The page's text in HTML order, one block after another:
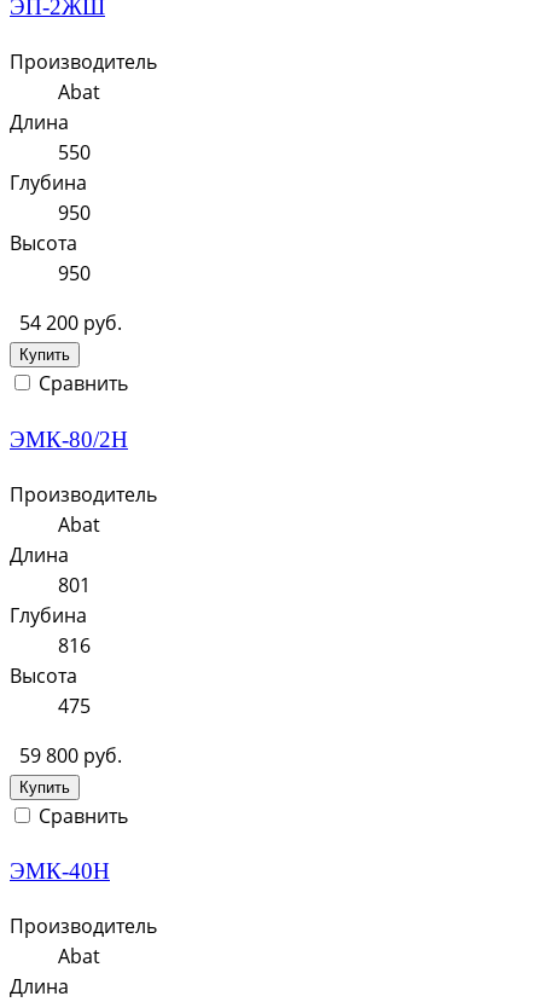
ЭП-2ЖШ
Производитель
Abat
Длина
550
Глубина
950
Высота
950
54 200 руб.
Купить
Сравнить
ЭМК-80/2Н
Производитель
Abat
Длина
801
Глубина
816
Высота
475
59 800 руб.
Купить
Сравнить
ЭМК-40Н
Производитель
Abat
Длина